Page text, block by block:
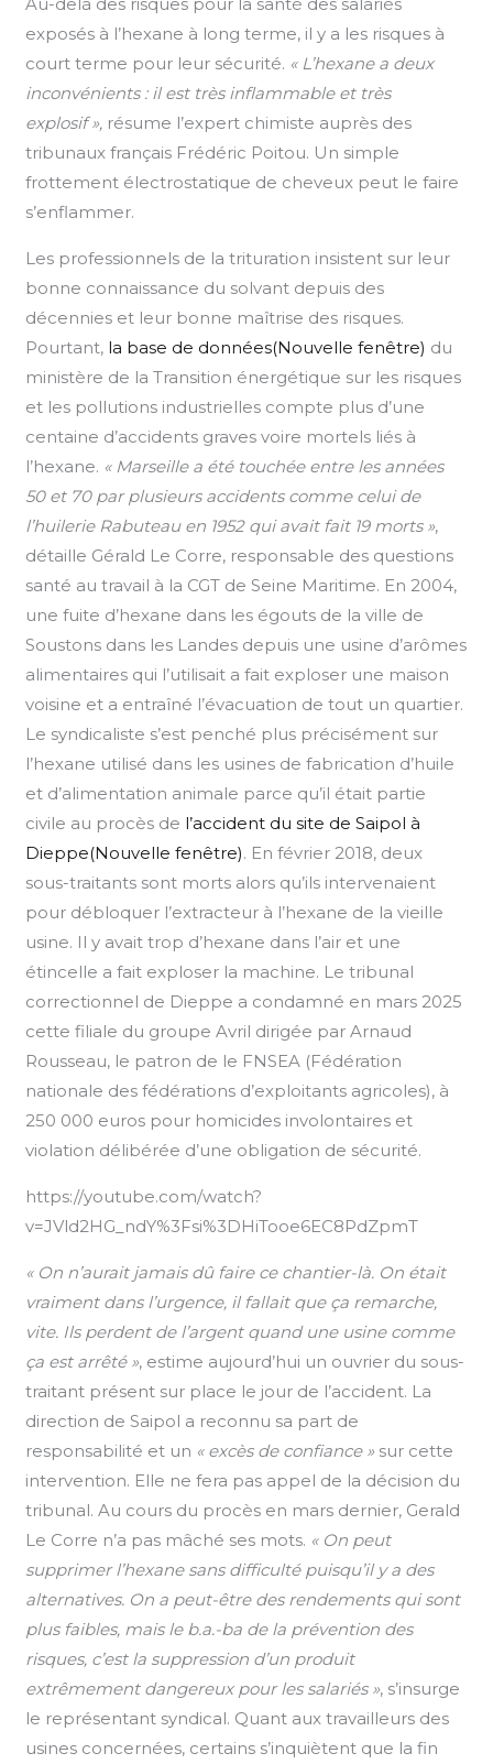
exposés à l’hexane à long terme, il y a les risques à
court terme pour leur sécurité. « L’hexane a deux
inconvénients : il est très inflammable et très
explosif », résume l’expert chimiste auprès des
tribunaux français Frédéric Poitou. Un simple
frottement électrostatique de cheveux peut le faire
s’enflammer.
Les professionnels de la trituration insistent sur leur
bonne connaissance du solvant depuis des
décennies et leur bonne maîtrise des risques.
Pourtant, la base de données(Nouvelle fenêtre) du
ministère de la Transition énergétique sur les risques
et les pollutions industrielles compte plus d’une
centaine d’accidents graves voire mortels liés à
l’hexane. « Marseille a été touchée entre les années
50 et 70 par plusieurs accidents comme celui de
l’huilerie Rabuteau en 1952 qui avait fait 19 morts »,
détaille Gérald Le Corre, responsable des questions
santé au travail à la CGT de Seine Maritime. En 2004,
une fuite d’hexane dans les égouts de la ville de
Soustons dans les Landes depuis une usine d’arômes
alimentaires qui l’utilisait a fait exploser une maison
voisine et a entraîné l’évacuation de tout un quartier.
Le syndicaliste s’est penché plus précisément sur
l’hexane utilisé dans les usines de fabrication d’huile
et d’alimentation animale parce qu’il était partie
civile au procès de l’accident du site de Saipol à
Dieppe(Nouvelle fenêtre). En février 2018, deux
sous-traitants sont morts alors qu’ils intervenaient
pour débloquer l’extracteur à l’hexane de la vieille
usine. Il y avait trop d’hexane dans l’air et une
étincelle a fait exploser la machine. Le tribunal
correctionnel de Dieppe a condamné en mars 2025
cette filiale du groupe Avril dirigée par Arnaud
Rousseau, le patron de le FNSEA (Fédération
nationale des fédérations d’exploitants agricoles), à
250 000 euros pour homicides involontaires et
violation délibérée d’une obligation de sécurité.
https://youtube.com/watch?
v=JVld2HG_ndY%3Fsi%3DHiTooe6EC8PdZpmT
« On n’aurait jamais dû faire ce chantier-là. On était
vraiment dans l’urgence, il fallait que ça remarche,
vite. Ils perdent de l’argent quand une usine comme
ça est arrêté », estime aujourd’hui un ouvrier du sous-
traitant présent sur place le jour de l’accident. La
direction de Saipol a reconnu sa part de
responsabilité et un « excès de confiance » sur cette
intervention. Elle ne fera pas appel de la décision du
tribunal. Au cours du procès en mars dernier, Gerald
Le Corre n’a pas mâché ses mots. « On peut
supprimer l’hexane sans difficulté puisqu’il y a des
alternatives. On a peut-être des rendements qui sont
plus faibles, mais le b.a.-ba de la prévention des
risques, c’est la suppression d’un produit
extrêmement dangereux pour les salariés », s’insurge
le représentant syndical. Quant aux travailleurs des
usines concernées, certains s’inquiètent que la fin